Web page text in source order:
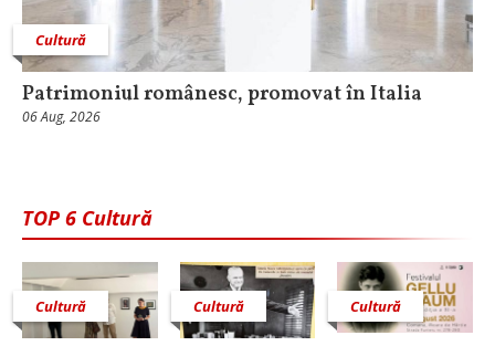
Cultură
Patrimoniul românesc, promovat în Italia
06 Aug, 2026
TOP 6 Cultură
Cultură Cultură Cultură